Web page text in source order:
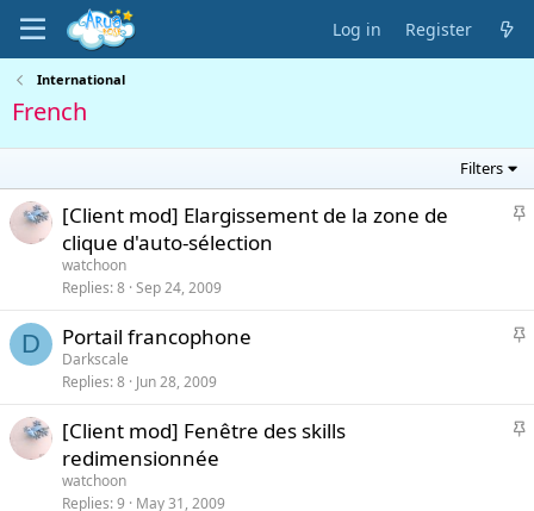
Log in Register
International
French
Filters
S
y
[Client mod] Elargissement de la zone de
clique d'auto-sélection
watchoon
Replies 8 Sep 24, 2009
D
S
k
Portail francophone
Darkscale
Replies 8 Jun 28, 2009
S
[Client mod] Fenêtre des skills
redimensionnée
watchoon
Replies 9 May 31, 2009